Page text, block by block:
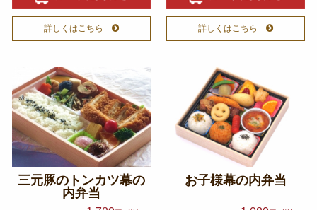
詳しくはこちら 詳しくはこちら
三元豚のトンカツ幕の
内弁当
お子様幕の内弁当